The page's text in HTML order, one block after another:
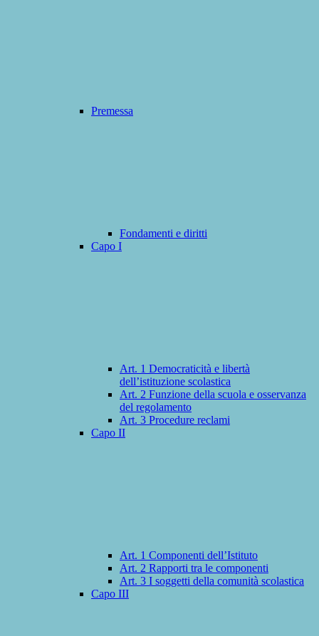
Premessa
Fondamenti e diritti
Capo I
Art. 1 Democraticità e libertà
dell’istituzione scolastica
Art. 2 Funzione della scuola e osservanza
del regolamento
Art. 3 Procedure reclami
Capo II
Art. 1 Componenti dell’Istituto
Art. 2 Rapporti tra le componenti
Art. 3 I soggetti della comunità scolastica
Capo III